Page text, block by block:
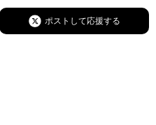
ポストして応援する